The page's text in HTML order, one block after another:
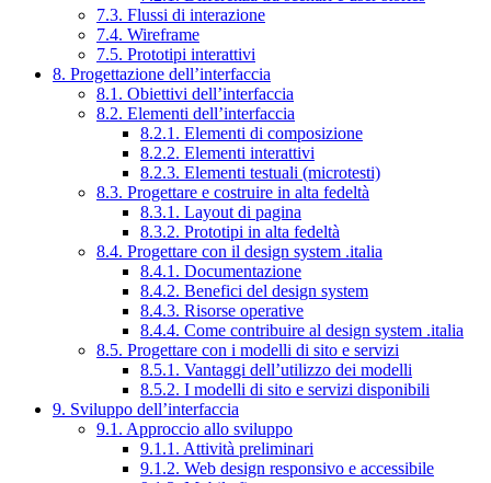
7.3. Flussi di interazione
7.4. Wireframe
7.5. Prototipi interattivi
8. Progettazione dell’interfaccia
8.1. Obiettivi dell’interfaccia
8.2. Elementi dell’interfaccia
8.2.1. Elementi di composizione
8.2.2. Elementi interattivi
8.2.3. Elementi testuali (microtesti)
8.3. Progettare e costruire in alta fedeltà
8.3.1. Layout di pagina
8.3.2. Prototipi in alta fedeltà
8.4. Progettare con il design system .italia
8.4.1. Documentazione
8.4.2. Benefici del design system
8.4.3. Risorse operative
8.4.4. Come contribuire al design system .italia
8.5. Progettare con i modelli di sito e servizi
8.5.1. Vantaggi dell’utilizzo dei modelli
8.5.2. I modelli di sito e servizi disponibili
9. Sviluppo dell’interfaccia
9.1. Approccio allo sviluppo
9.1.1. Attività preliminari
9.1.2. Web design responsivo e accessibile